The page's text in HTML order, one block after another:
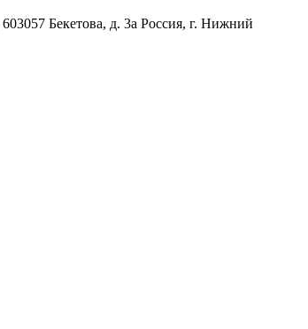
603057 Бекетова, д. 3а Россия, г. Нижний